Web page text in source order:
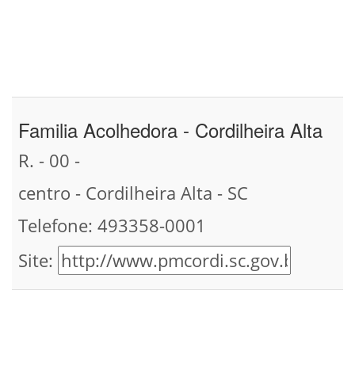
Familia Acolhedora - Cordilheira Alta
R. - 00 -
centro - Cordilheira Alta - SC
Telefone: 493358-0001
Site: